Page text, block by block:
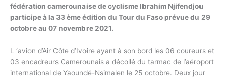
fédération camerounaise de cyclisme Ibrahim Njifendjou
participe à la 33 ème édition du Tour du Faso prévue du 29
octobre au 07 novembre 2021.
L ‘avion d’Air Côte d’Ivoire ayant à son bord les 06 coureurs et
03 encadreurs Camerounais a décollé du tarmac de l’aéroport
international de Yaoundé-Nsimalen le 25 octobre. Deux jour